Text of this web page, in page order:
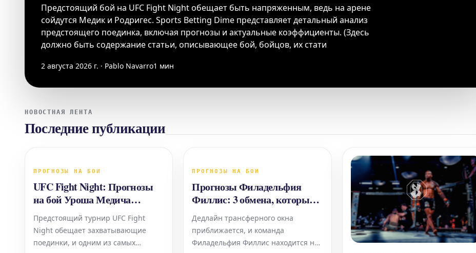
Предстоящий бой на UFC Fight Night обещает быть напряженным, ведь на арене
сойдутся Медик и Родригес. Sports Betting Dime представляет детальный анализ
предстоящего поединка, включая прогнозы и актуальные коэффициенты. (Здесь
должно быть содержание статьи, описывающее бой, бойцов, их стати
2 августа 2026 г. · Pablo Navarro1 мин
НОВОСТНАЯ ЛЕНТА
Последние публикации
ПРОГНОЗЫ НА БОИ
UFC Fight Night: Прогнозы
на бой Уроша Медича
против Даниэля Родригеса
Предстоящий турнир UFC Fight
Night обещает захватывающие
поединки, и одним из самых
ПРОГНОЗЫ НА БОИ
Прогнозы Филадельфия
Филлис: 3 обмена, которые
стоит совершить
Дедлайн трансферного окна
приближается, и команда
Филадельфия Филлис находится на